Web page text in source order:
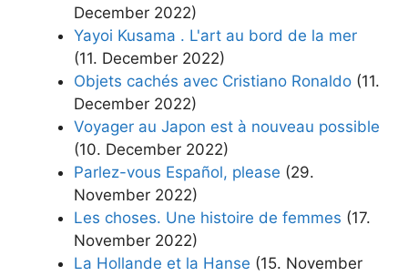
December 2022)
Yayoi Kusama . L'art au bord de la mer
(11. December 2022)
Objets cachés avec Cristiano Ronaldo (11.
December 2022)
Voyager au Japon est à nouveau possible
(10. December 2022)
Parlez-vous Español, please (29.
November 2022)
Les choses. Une histoire de femmes (17.
November 2022)
La Hollande et la Hanse (15. November